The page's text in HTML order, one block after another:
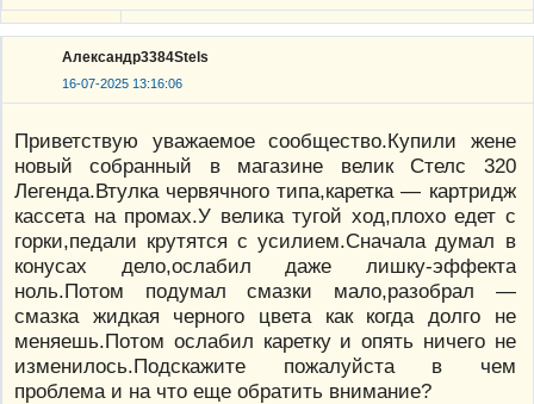
Александр3384Stels
16-07-2025 13:16:06
Приветствую уважаемое сообщество.Купили жене
новый собранный в магазине велик Стелс 320
Легенда.Втулка червячного типа,каретка — картридж
кассета на промах.У велика тугой ход,плохо едет с
горки,педали крутятся с усилием.Сначала думал в
конусах дело,ослабил даже лишку-эффекта
ноль.Потом подумал смазки мало,разобрал —
смазка жидкая черного цвета как когда долго не
меняешь.Потом ослабил каретку и опять ничего не
изменилось.Подскажите пожалуйста в чем
проблема и на что еще обратить внимание?